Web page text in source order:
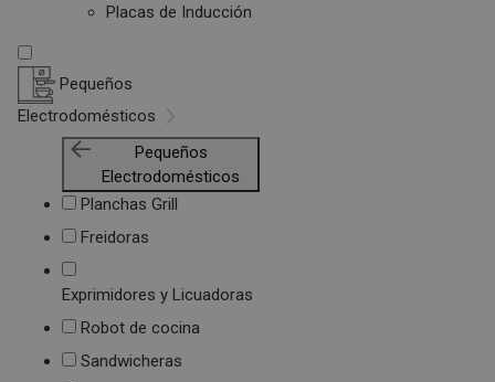
Placas de Inducción
Pequeños
Electrodomésticos
Pequeños
Electrodomésticos
Planchas Grill
Freidoras
Exprimidores y Licuadoras
Robot de cocina
Sandwicheras